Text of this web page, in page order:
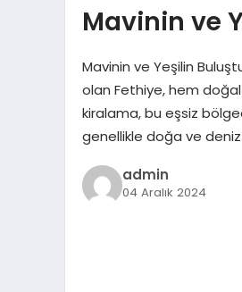
Mavinin ve
Mavinin ve Yeşilin
olan Fethiye, hem
kiralama, bu eşsiz
genellikle doğa ve
admin
04 Aralık 2024